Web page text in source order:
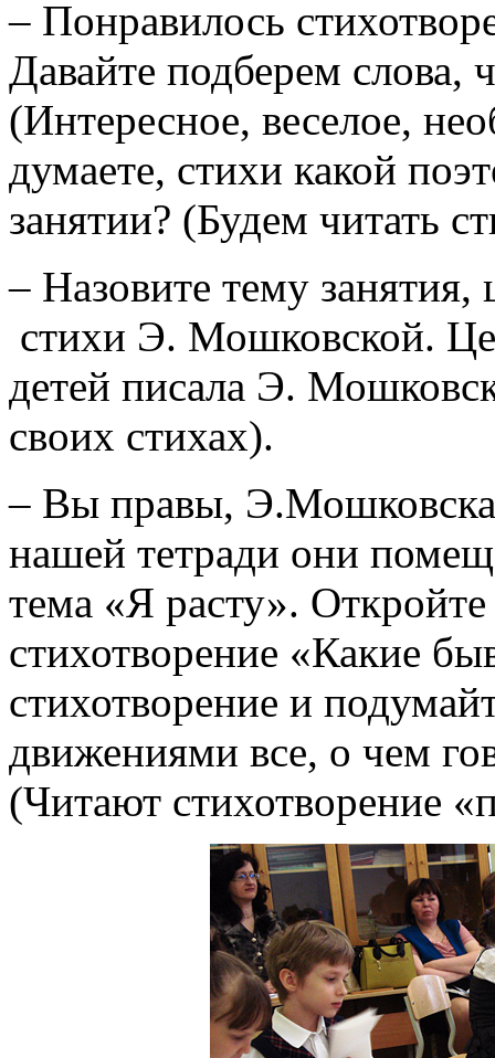
– Понравилось
Давайте подберем слова,
(Интересное, веселое,
думаете, стихи какой
занятии? (Будем читать
– Назовите тему занятия,
стихи Э. Мошковской.
детей писала Э.
своих стихах).
– Вы правы,
нашей тетради они
тема «Я расту».
стихотворение «Какие
стихотворение и
движениями все, о чем
(Читают стихотворение